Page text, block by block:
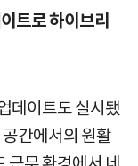
트로 하이브리
데이트도 실시됐
간에서의 원활